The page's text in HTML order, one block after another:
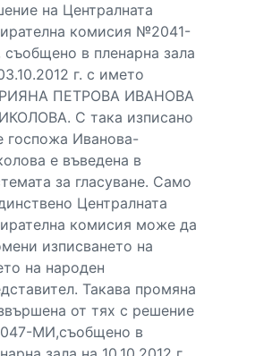
на Централната
комисия №2041-
в пленарна зала
г. с името
ПЕТРОВА ИВАНОВА
С така изписано
госпожа Иванова-
е въведена в
за гласуване. Само
Централната
комисия може да
изписването на
на народен
Такава промяна
от тях с решение
МИ,съобщено в